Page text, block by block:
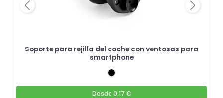
Soporte para rejilla del coche con ventosas para
smartphone
Desde 0.17 €
Previous Next